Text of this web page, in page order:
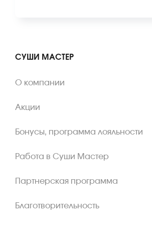
СУШИ МАСТЕР
О компании
Акции
Бонусы, программа лояльности
Работа в Суши Мастер
Партнерская программа
Благотворительность